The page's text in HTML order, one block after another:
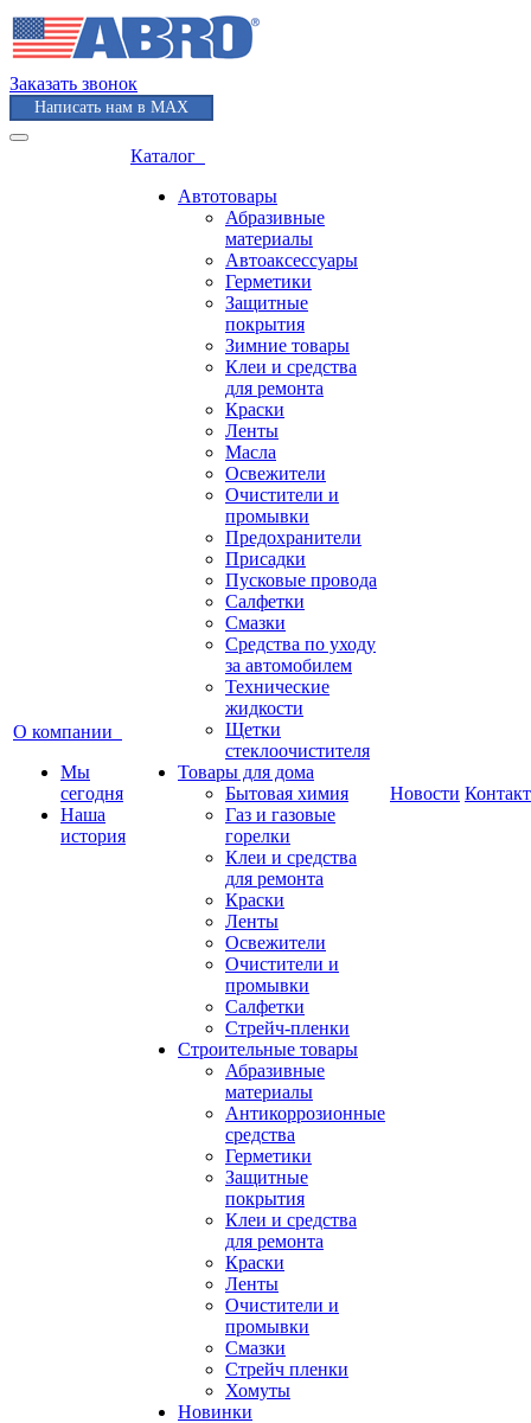
Заказать звонок
Написать нам в MAX
О компании
Мы
сегодня
Наша
история
Каталог
Автотовары
Абразивные
материалы
Автоаксессуары
Герметики
Защитные
покрытия
Зимние товары
Клеи и средства
для ремонта
Краски
Ленты
Масла
Освежители
Очистители и
промывки
Предохранители
Присадки
Пусковые провода
Салфетки
Смазки
Средства по уходу
за автомобилем
Технические
жидкости
Щетки
стеклоочистителя
Товары для дома
Бытовая химия
Газ и газовые
горелки
Клеи и средства
для ремонта
Краски
Ленты
Освежители
Очистители и
промывки
Салфетки
Стрейч-пленки
Строительные товары
Абразивные
материалы
Антикоррозионные
средства
Герметики
Защитные
покрытия
Клеи и средства
для ремонта
Краски
Ленты
Очистители и
промывки
Смазки
Стрейч пленки
Хомуты
Новинки
Новости